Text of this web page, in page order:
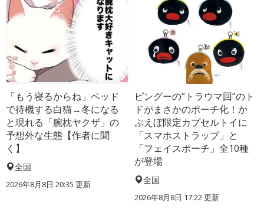
「もう寝るからね」ベッド
で待機する白猫→冬になる
と現れる「腕枕ヤクザ」の
予想外な生態【作者に聞
く】
全国
2026年8月8日 20:35 更新
ピングーの“トラウマ回”のト
ドがまさかのポーチ化！か
ぷえぼ限定カプセルトイに
「スマホストラップ」と
「フェイスポーチ」全10種
が登場
全国
2026年8月8日 17:22更新